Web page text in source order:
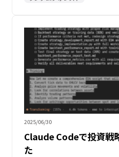
2025/06/30
Claude Codeで投資戦
た